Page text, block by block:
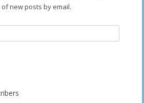
new posts by email.